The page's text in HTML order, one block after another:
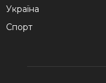
Україна
Спорт